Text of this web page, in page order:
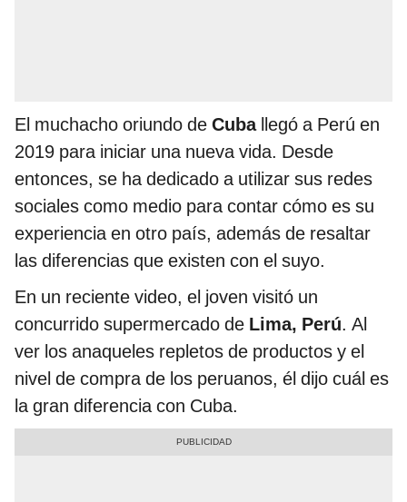
El muchacho oriundo de Cuba llegó a Perú en
2019 para iniciar una nueva vida. Desde
entonces, se ha dedicado a utilizar sus redes
sociales como medio para contar cómo es su
experiencia en otro país, además de resaltar
las diferencias que existen con el suyo.
En un reciente video, el joven visitó un
concurrido supermercado de Lima, Perú. Al
ver los anaqueles repletos de productos y el
nivel de compra de los peruanos, él dijo cuál es
la gran diferencia con Cuba.